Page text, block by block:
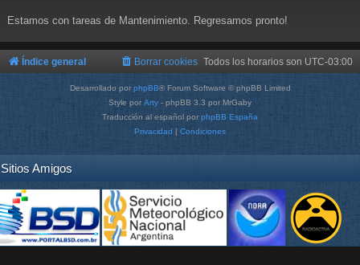
Estamos con tareas de Mantenimiento. Regresamos pronto!
Índice general Todos los horarios son UTC-03:00
Borrar cookies
Desarrollado por phpBB® Forum Software © phpBB Limited
Style por Arty - phpBB 3.3 por MrGaby
Traducción al español por phpBB España
Privacidad | Condiciones
Sitios Amigos